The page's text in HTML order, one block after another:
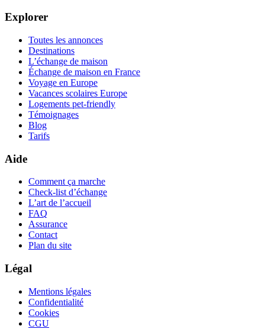
Explorer
Toutes les annonces
Destinations
L’échange de maison
Échange de maison en France
Voyage en Europe
Vacances scolaires Europe
Logements pet-friendly
Témoignages
Blog
Tarifs
Aide
Comment ça marche
Check-list d’échange
L’art de l’accueil
FAQ
Assurance
Contact
Plan du site
Légal
Mentions légales
Confidentialité
Cookies
CGU